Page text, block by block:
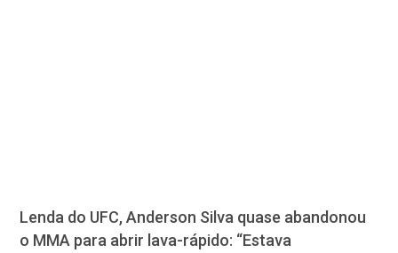
Lenda do UFC, Anderson Silva quase abandonou
o MMA para abrir lava-rápido: “Estava